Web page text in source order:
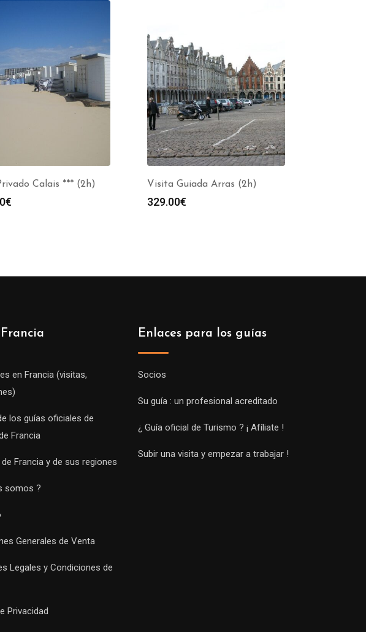
Calais *** (2h)
€
Visita Guiada Arras (2h)
329.00€
en Francia (visitas,
los guías oficiales de
Francia
Francia y de sus regiones
somos ?
Generales de Venta
Legales y Condiciones de
Privacidad
Enlaces para los guías
Socios
Su guía : un profesional acreditado
¿ Guía oficial de Turismo ? ¡ Afíliate !
Subir una visita y empezar a trabajar !